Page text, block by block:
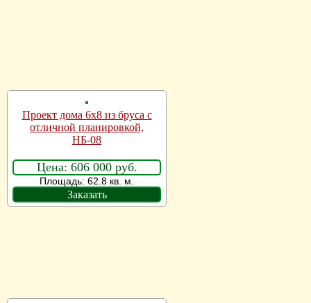
Проект дома 6х8 из бруса с
отличной планировкой,
НБ-08
Цена: 606 000 руб.
Площадь: 62.8 кв. м.
Заказать